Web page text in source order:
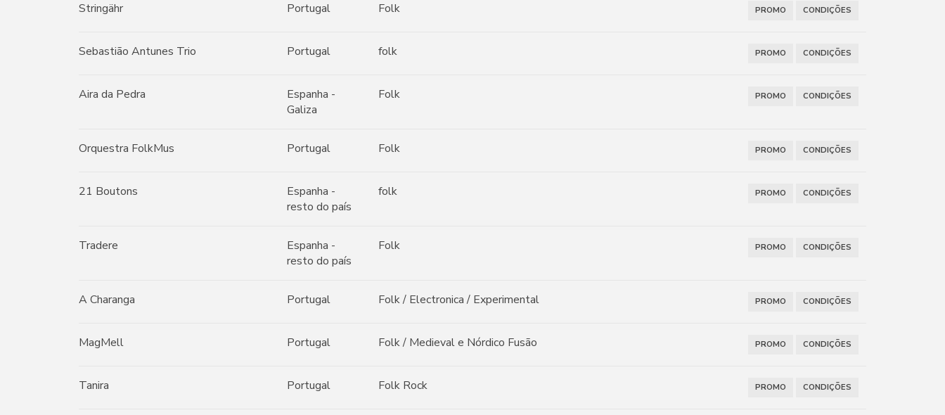
Stringähr Portugal Folk PROMO CONDIÇÕES
Sebastião Antunes Trio Portugal folk PROMO CONDIÇÕES
Aira da Pedra
Espanha -
Galiza
Folk PROMO CONDIÇÕES
Orquestra FolkMus Portugal Folk PROMO CONDIÇÕES
21 Boutons
Espanha -
resto do país
folk PROMO CONDIÇÕES
Tradere
Espanha -
resto do país
Folk PROMO CONDIÇÕES
A Charanga Portugal Folk / Electronica / Experimental PROMO CONDIÇÕES
MagMell Portugal Folk / Medieval e Nórdico Fusão PROMO CONDIÇÕES
Tanira Portugal Folk Rock PROMO CONDIÇÕES